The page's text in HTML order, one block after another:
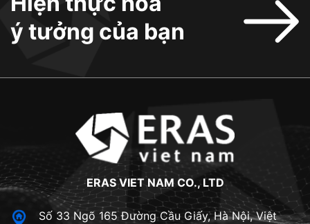
ý tưởng của bạn
ERAS VIET NAM CO., LTD
Số 33 Ngõ 165 Đường Cầu Giấy, Hà Nội, Việt